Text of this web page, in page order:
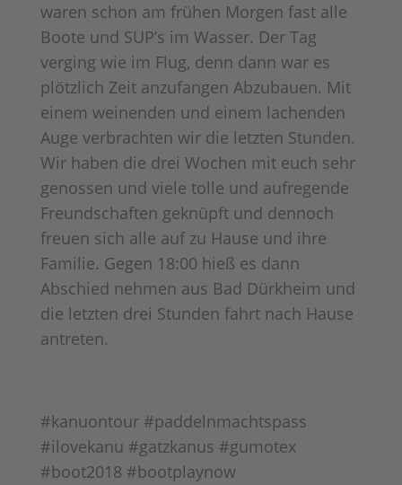
waren schon am frühen Morgen fast alle
Boote und SUP’s im Wasser. Der Tag
verging wie im Flug, denn dann war es
plötzlich Zeit anzufangen Abzubauen. Mit
einem weinenden und einem lachenden
Auge verbrachten wir die letzten Stunden.
Wir haben die drei Wochen mit euch sehr
genossen und viele tolle und aufregende
Freundschaften geknüpft und dennoch
freuen sich alle auf zu Hause und ihre
Familie. Gegen 18:00 hieß es dann
Abschied nehmen aus Bad Dürkheim und
die letzten drei Stunden fahrt nach Hause
antreten.
#kanuontour #paddelnmachtspass
#ilovekanu #gatzkanus #gumotex
#boot2018 #bootplaynow